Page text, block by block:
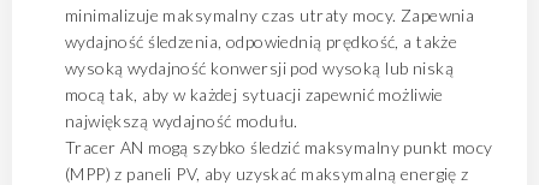
minimalizuje maksymalny czas utraty mocy. Zapewnia
wydajność śledzenia, odpowiednią prędkość, a także
wysoką wydajność konwersji pod wysoką lub niską
mocą tak, aby w każdej sytuacji zapewnić możliwie
największą wydajność modułu.
Tracer AN mogą szybko śledzić maksymalny punkt mocy
(MPP) z paneli PV, aby uzyskać maksymalną energię z